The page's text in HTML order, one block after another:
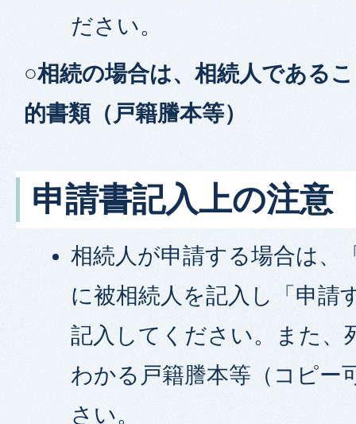
ださい。
○相続の場合は、相続人である
的書類（戸籍謄本等）
申請書記入上の注意
相続人が申請する場合は、
に被相続人を記入し「申請
記入してください。また、
わかる戸籍謄本等（コピー
さい。